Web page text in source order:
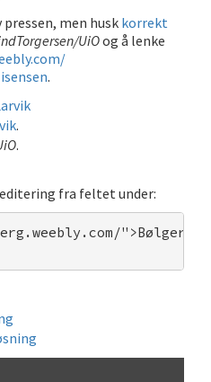
men husk korrekt
UiOog å lenke
.
.
.
fra feltet under: